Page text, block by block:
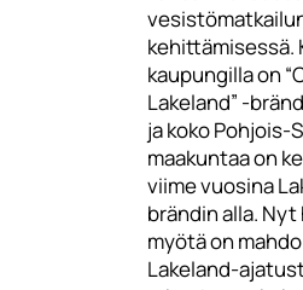
kehittämisessä.
kaupungilla on
Lakeland” -
ja koko Pohjois-
maakuntaa on
viime vuosina
brändin alla.
myötä on
Lakeland-